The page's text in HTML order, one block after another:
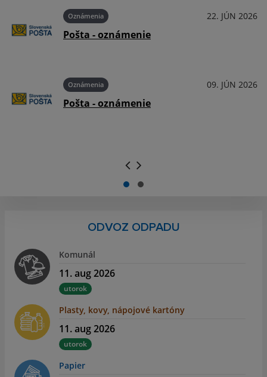
Oznámenia 22. JÚN 2026
Pošta - oznámenie
Oznámenia 09. JÚN 2026
Pošta - oznámenie
ODVOZ ODPADU
Komunál
11. aug 2026
utorok
Plasty, kovy, nápojové kartóny
11. aug 2026
utorok
Papier